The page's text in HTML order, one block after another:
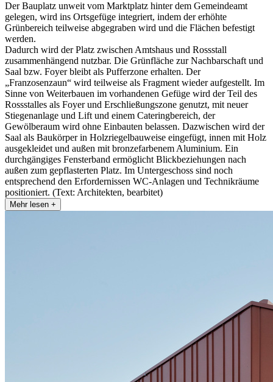
Der Bauplatz unweit vom Marktplatz hinter dem Gemeindeamt
gelegen, wird ins Ortsgefüge integriert, indem der erhöhte
Grünbereich teilweise abgegraben wird und die Flächen befestigt
werden.
Dadurch wird der Platz zwischen Amtshaus und Rossstall
zusammenhängend nutzbar. Die Grünfläche zur Nachbarschaft und
Saal bzw. Foyer bleibt als Pufferzone erhalten. Der
„Franzosenzaun“ wird teilweise als Fragment wieder aufgestellt. Im
Sinne von Weiterbauen im vorhandenen Gefüge wird der Teil des
Rossstalles als Foyer und Erschließungszone genutzt, mit neuer
Stiegenanlage und Lift und einem Cateringbereich, der
Gewölberaum wird ohne Einbauten belassen. Dazwischen wird der
Saal als Baukörper in Holzriegelbauweise eingefügt, innen mit Holz
ausgekleidet und außen mit bronzefarbenem Aluminium. Ein
durchgängiges Fensterband ermöglicht Blickbeziehungen nach
außen zum gepflasterten Platz. Im Untergeschoss sind noch
entsprechend den Erfordernissen WC-Anlagen und Technikräume
positioniert. (Text: Architekten, bearbitet)
Mehr lesen +